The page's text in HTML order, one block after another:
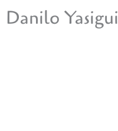
para
Danilo Yasigui